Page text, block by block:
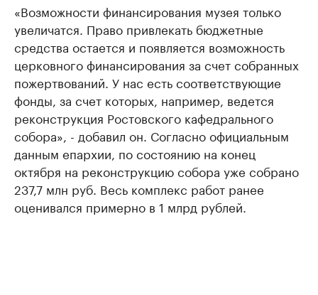
«Возможности финансирования музея только
увеличатся. Право привлекать бюджетные
средства остается и появляется возможность
церковного финансирования за счет собранных
пожертвований. У нас есть соответствующие
фонды, за счет которых, например, ведется
реконструкция Ростовского кафедрального
собора», - добавил он. Согласно официальным
данным епархии, по состоянию на конец
октября на реконструкцию собора уже собрано
237,7 млн руб. Весь комплекс работ ранее
оценивался примерно в 1 млрд рублей.